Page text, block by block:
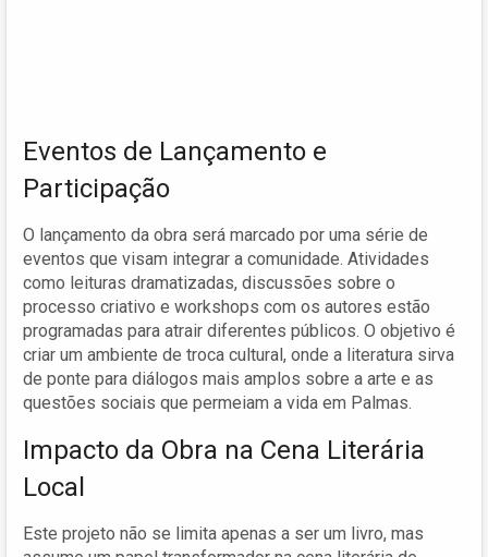
Eventos de Lançamento e
Participação
O lançamento da obra será marcado por uma série de
eventos que visam integrar a comunidade. Atividades
como leituras dramatizadas, discussões sobre o
processo criativo e workshops com os autores estão
programadas para atrair diferentes públicos. O objetivo é
criar um ambiente de troca cultural, onde a literatura sirva
de ponte para diálogos mais amplos sobre a arte e as
questões sociais que permeiam a vida em Palmas.
Impacto da Obra na Cena Literária
Local
Este projeto não se limita apenas a ser um livro, mas